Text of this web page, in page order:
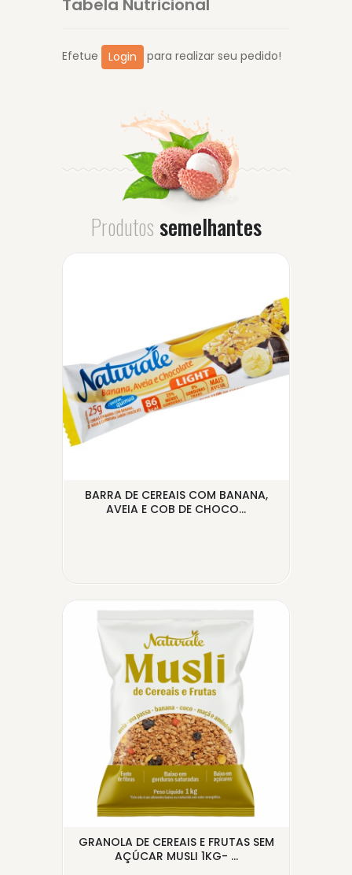
Tabela Nutricional
Efetue Login para realizar seu pedido!
Produtos semelhantes
BARRA DE CEREAIS COM BANANA,
AVEIA E COB DE CHOCO...
GRANOLA DE CEREAIS E FRUTAS SEM
AÇÚCAR MUSLI 1KG- ...